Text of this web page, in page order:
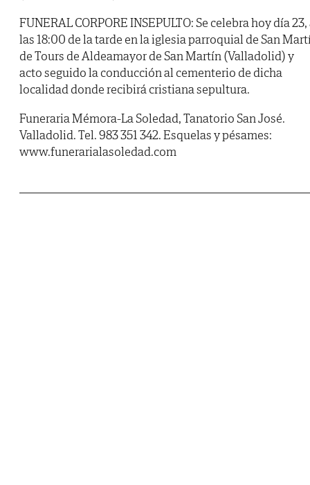
FUNERAL CORPORE INSEPULTO: Se celebra hoy día 23,
las 18:00 de la tarde en la iglesia parroquial de San
de Tours de Aldeamayor de San Martín (Valladolid) y
acto seguido la conducción al cementerio de dicha
localidad donde recibirá cristiana sepultura.
Funeraria Mémora-La Soledad, Tanatorio San José.
Valladolid. Tel. 983 351 342. Esquelas y pésames:
www.funerarialasoledad.com